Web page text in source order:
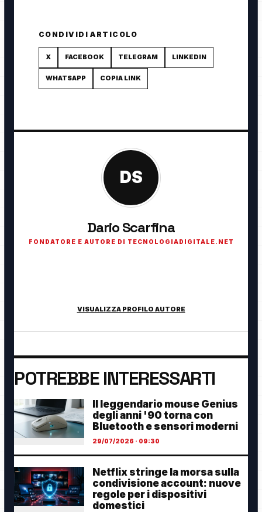
CONDIVIDI ARTICOLO
X FACEBOOK TELEGRAM LINKEDIN
WHATSAPP COPIA LINK
DS
Dario Scarfina
FONDATORE E AUTORE DI TECNOLOGIADIGITALE.NET
VISUALIZZA PROFILO AUTORE
POTREBBE INTERESSARTI
Il leggendario mouse Genius
degli anni '90 torna con
Bluetooth e sensori moderni
29/07/2026 · 09:30
Netflix stringe la morsa sulla
condivisione account: nuove
regole per i dispositivi
domestici